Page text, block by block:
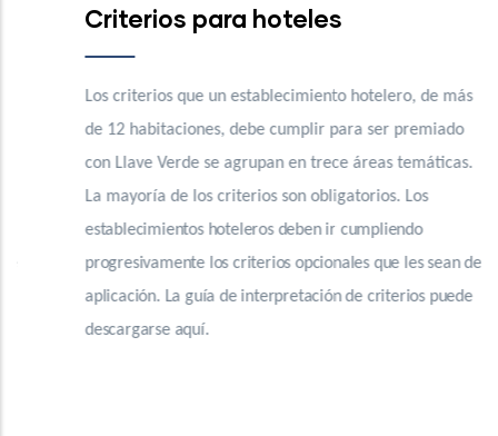
Criterios para hoteles
Los criterios que un establecimiento hotelero, de más
de 12 habitaciones, debe cumplir para ser premiado
con Llave Verde se agrupan en trece áreas temáticas.
La mayoría de los criterios son obligatorios.Los
establecimientos hoteleros deben ir cumpliendo
progresivamente los criterios opcionales que les sean de
aplicación. La guía de interpretación de criterios puede
descargarse aquí.